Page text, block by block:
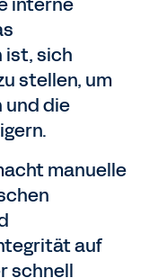
ist, sich
stellen, um
und die
manuelle
auf
schnell